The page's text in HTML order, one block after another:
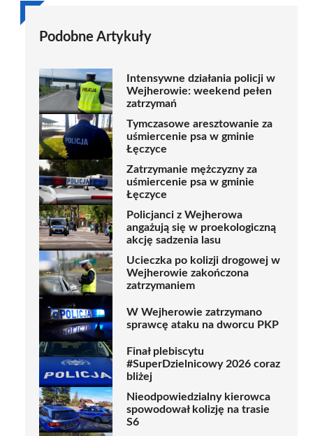
Podobne Artykuły
Intensywne działania policji w
Wejherowie: weekend pełen
zatrzymań
Tymczasowe aresztowanie za
uśmiercenie psa w gminie
Łęczyce
Zatrzymanie mężczyzny za
uśmiercenie psa w gminie
Łęczyce
Policjanci z Wejherowa
angażują się w proekologiczną
akcję sadzenia lasu
Ucieczka po kolizji drogowej w
Wejherowie zakończona
zatrzymaniem
W Wejherowie zatrzymano
sprawcę ataku na dworcu PKP
Finał plebiscytu
#SuperDzielnicowy 2026 coraz
bliżej
Nieodpowiedzialny kierowca
spowodował kolizję na trasie
S6